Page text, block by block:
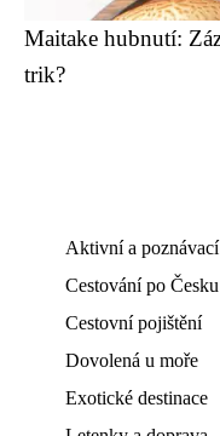
Maitake hubnutí:
trik?
Aktivní a
Cestování po Česku
Cestovní pojištění
Dovolená u moře
Exotické destinace